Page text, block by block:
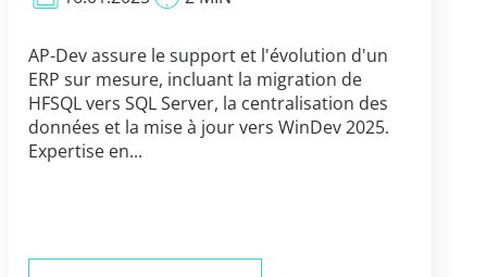
AP-Dev assure le support et l'évolution d'un
ERP sur mesure, incluant la migration de
HFSQL vers SQL Server, la centralisation des
données et la mise à jour vers WinDev 2025.
Expertise en...